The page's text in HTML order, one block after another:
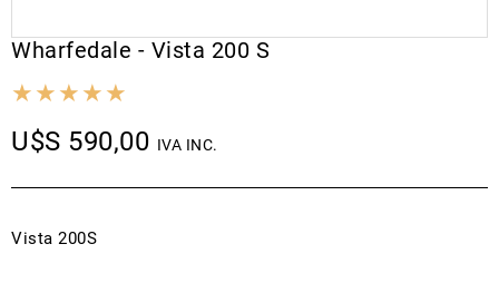
Wharfedale - Vista 200 S
U$S 590,00 IVA INC.
Vista 200S